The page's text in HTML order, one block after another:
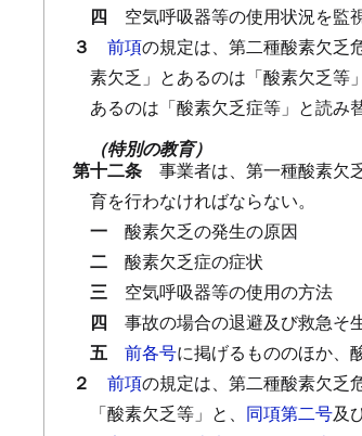
四 空気呼吸器等の使用状況を監
３ 前項の規定は、第二種酸素欠乏
素欠乏」とあるのは「酸素欠乏等」
あるのは「酸素欠乏症等」と読み
（特別の教育）
第十二条 事業者は、第一種酸素欠
育を行わなければならない。
一 酸素欠乏の発生の原因
二 酸素欠乏症の症状
三 空気呼吸器等の使用の方法
四 事故の場合の退避及び救急そ
五 前各号に掲げるもののほか、
２ 前項の規定は、第二種酸素欠乏
「酸素欠乏等」と、 同項第二号及